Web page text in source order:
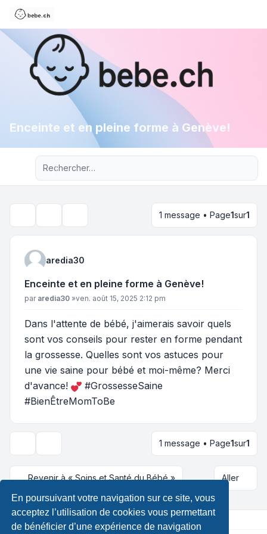
En poursuivant votre navigation sur ce site, vous
acceptez l’utilisation de cookies vous permettant
de bénéficier d’une expérience de navigation
Enceinte et en pleine forme à Genève!
Recherche avancée
1 message • Page1sur1
aredia30
Enceinte et en pleine forme à Genève!
Message
par aredia30 »ven. août 15, 2025 2:12 pm
Dans l'attente de bébé, j'aimerais savoir quels
sont vos conseils pour rester en forme pendant
la grossesse. Quelles sont vos astuces pour
une vie saine pour bébé et moi-même? Merci
d'avance!
#GrossesseSaine
#BienÊtreMomToBe
1 message • Page1sur1
Revenir à « Soins et Santé du Bébé » Aller